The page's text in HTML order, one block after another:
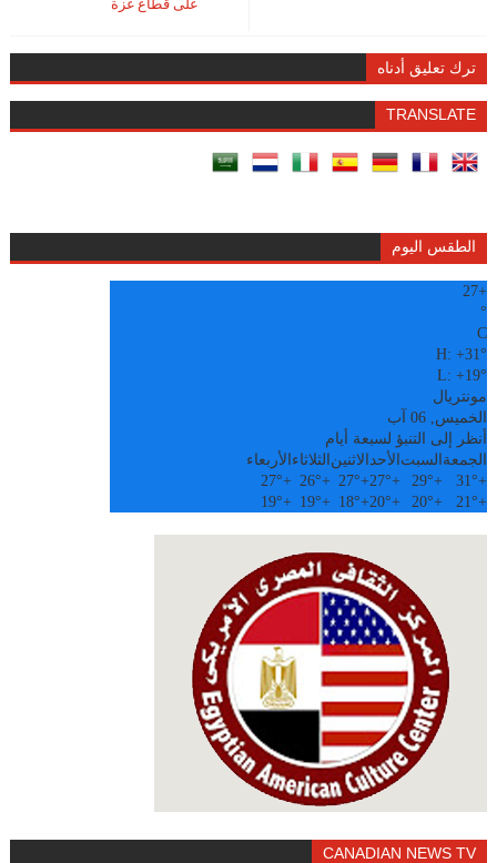
على قطاع غزة
ترك تعليق أدناه
TRANSLATE
الطقس اليوم
+
27
°
C
H:+31°
L:+19°
مونتريال
الخميس, 06 آب
أنظر إلى التنبؤ لسبعة أيام
الجمعة السبت الأحدالاثنين الثلاثاء الأربعاء
+
31°
+
29°
+
27°
+
27°
+
26°
+
27°
+
21°
+
20°
+
20°
+
18°
+
19°
+
19°
CANADIAN NEWS TV